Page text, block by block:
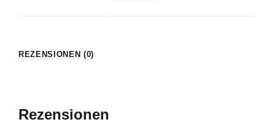
REZENSIONEN (0)
Rezensionen